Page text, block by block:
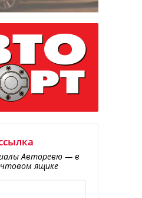
Авторевю — в
ящике